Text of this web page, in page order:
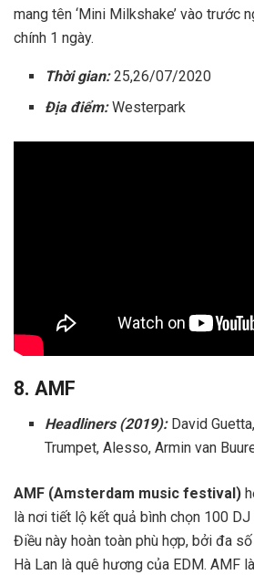
mang tên ‘Mini Milkshake’ vào trước
chính 1 ngày.
Thời gian:25,26/07/2020
Địa điểm: Westerpark
8. AMF
Headliners (2019):David
Trumpet, Alesso, Armin van
AMF (Amsterdam music festival)
là nơi tiết lộ kết quả bình chọn 100
Điều này hoàn toàn phù hợp, bởi đa
Hà Lan là quê hương của EDM. AMF